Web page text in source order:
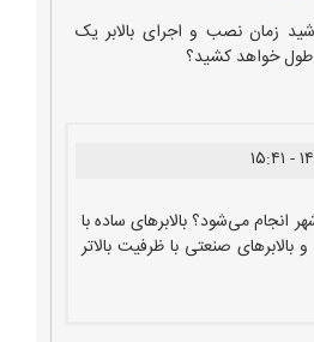
زمان نصب و اجرای بالابر یک
خواهد کشید؟
انجام می‌شود؟ بالابرهای ساده با
کاری و بالابرهای صنعتی با ظرفیت بالاتر